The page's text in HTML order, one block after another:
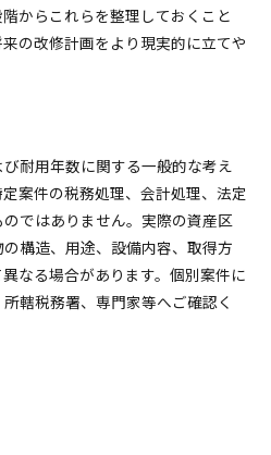
からこれらを整理しておくこと
の改修計画をより現実的に立てや
耐用年数に関する一般的な考え
案件の税務処理、会計処理、法定
ではありません。実際の資産区
構造、用途、設備内容、取得方
なる場合があります。個別案件に
轄税務署、専門家等へご確認く